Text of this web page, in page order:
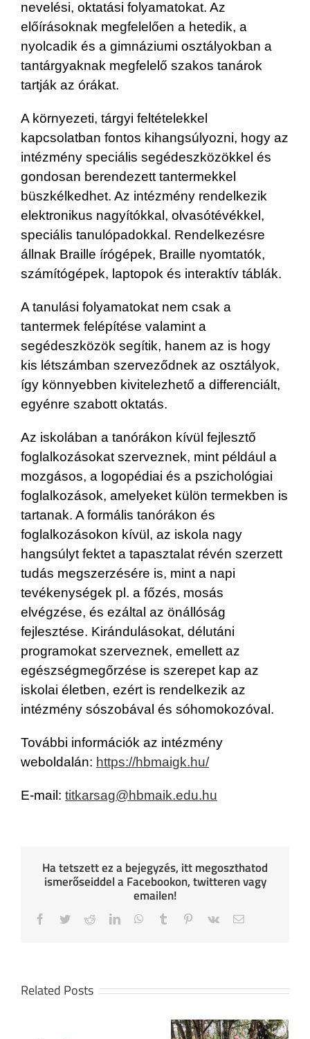
nevelési, oktatási folyamatokat. Az
előírásoknak megfelelően a hetedik, a
nyolcadik és a gimnáziumi osztályokban a
tantárgyaknak megfelelő szakos tanárok
tartják az órákat.
A környezeti, tárgyi feltételekkel
kapcsolatban fontos kihangsúlyozni, hogy az
intézmény speciális segédeszközökkel és
gondosan berendezett tantermekkel
büszkélkedhet. Az intézmény rendelkezik
elektronikus nagyítókkal, olvasótévékkel,
speciális tanulópadokkal. Rendelkezésre
állnak Braille írógépek, Braille nyomtatók,
számítógépek, laptopok és interaktív táblák.
A tanulási folyamatokat nem csak a
tantermek felépítése valamint a
segédeszközök segítik, hanem az is hogy
kis létszámban szerveződnek az osztályok,
így könnyebben kivitelezhető a differenciált,
egyénre szabott oktatás.
Az iskolában a tanórákon kívül fejlesztő
foglalkozásokat szerveznek, mint például a
mozgásos, a logopédiai és a pszichológiai
foglalkozások, amelyeket külön termekben is
tartanak. A formális tanórákon és
foglalkozásokon kívül, az iskola nagy
hangsúlyt fektet a tapasztalat révén szerzett
tudás megszerzésére is, mint a napi
tevékenységek pl. a főzés, mosás
elvégzése, és ezáltal az önállóság
fejlesztése. Kirándulásokat, délutáni
programokat szerveznek, emellett az
egészségmegőrzése is szerepet kap az
iskolai életben, ezért is rendelkezik az
intézmény sószobával és sóhomokozóval.
További információk az intézmény
weboldalán: https://hbmaigk.hu/
E-mail: titkarsag@hbmaik.edu.hu
Ha tetszett ez a bejegyzés, itt megoszthatod
ismerőseiddel a Facebookon, twitteren vagy
emailen!
Facebook
TwitterRedditLinkedInWhatsApp
Tumblr Pinterest
Vk Email
Related Posts